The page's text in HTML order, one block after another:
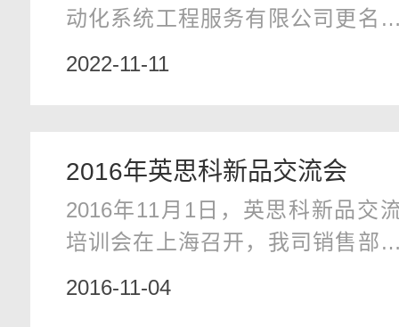
动化系统工程服务有限公司更名
“上海康卓自动化设备有限公司”。
持不变。敬请告知，谢谢您一如
往的支持
2022-11-11
2016年英思科新品交流会
2016年11月1日，英思科新品交
培训会在上海召开，我司销售部
售后部参加了该培训。会上主要
2016-11-04